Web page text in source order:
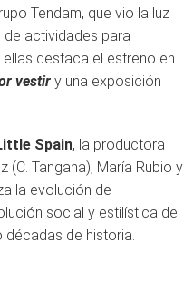
Tendam, que vio la luz
de actividades para
destaca el estreno en
vestir y una exposición
Spain, la productora
(C. Tangana), María Rubio y
la evolución de
social y estilística de
décadas de historia.